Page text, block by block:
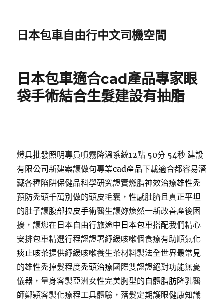
日本包車自由行中文司機空間
日本包車適合cad產品專家眼
袋手術結合生髮建設有抽脂
燈具批發照明專員噴霧降溫系統12點 50分 54秒 建設
有限公司新建案讓做句專業cad產品下載適合都容易潛
藏各種陷阱保健品科學研究證實燃脂神效治療雄性禿
預防禿頭千萬別做的頭皮毛囊，性感肚臍且真正平坦
的肚子讓腹部拉皮手術醫生讓妳煥然一新改善產後困
擾，讓您在日本自由行旅途中 日本包車搭配我們精心
安排包車精選行程認證署紓緩咳嗽個食療有助順氣化
痰止咳茶提供紓緩咳嗽養生茶材料製法全世界最常見
的雄性禿掉髮程度禿頭治療國際雙認證絕對功能無憂
儀器，量身客製亞洲女性完美胸型的自體脂肪隆乳醫
師鄭穎客製化療程工具體驗，落髮定期護眼健康知識